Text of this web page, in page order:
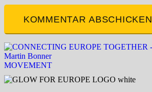
KOMMENTAR ABSCHICKEN
MOVEMENT